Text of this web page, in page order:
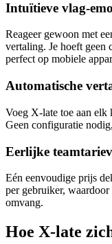
Intuïtieve vlag-
Reageer gewoon met
vertaling. Je hoeft geen
perfect op mobiele
Automatische
Voeg X-late toe aan elk
Geen configuratie
Eerlijke
Eén eenvoudige prijs
per gebruiker,
omvang.
Hoe X-late